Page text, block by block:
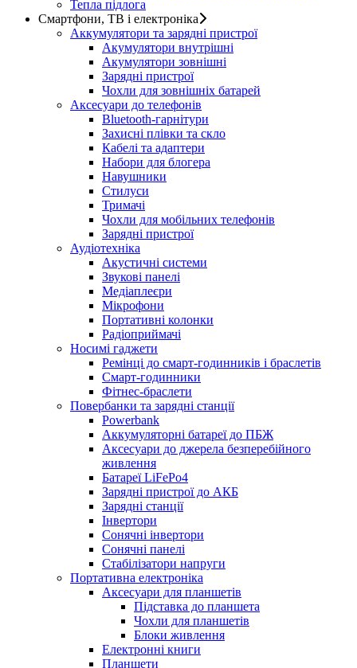
Тепла підлога
Смартфони, ТВ і електроніка
Аккумулятори та зарядні пристрої
Акумулятори внутрішні
Акумулятори зовнішні
Зарядні пристрої
Чохли для зовнішніх батарей
Аксесуари до телефонів
Bluetooth-гарнітури
Захисні плівки та скло
Кабелі та адаптери
Набори для блогера
Навушники
Стилуси
Тримачі
Чохли для мобільних телефонів
Зарядні пристрої
Аудіотехніка
Акустичні системи
Звукові панелі
Медіаплеєри
Мікрофони
Портативні колонки
Радіоприймачі
Носимі гаджети
Ремінці до смарт-годинників і браслетів
Смарт-годинники
Фітнес-браслети
Повербанки та зарядні станції
Powerbank
Аккумуляторні батареї до ПБЖ
Аксесуари до джерела безперебійного
живлення
Батареї LiFePo4
Зарядні пристрої до АКБ
Зарядні станції
Інвертори
Сонячні інвертори
Сонячні панелі
Стабілізатори напруги
Портативна електроніка
Аксесуари для планшетів
Підставка до планшета
Чохли для планшетів
Блоки живлення
Електронні книги
Планшети